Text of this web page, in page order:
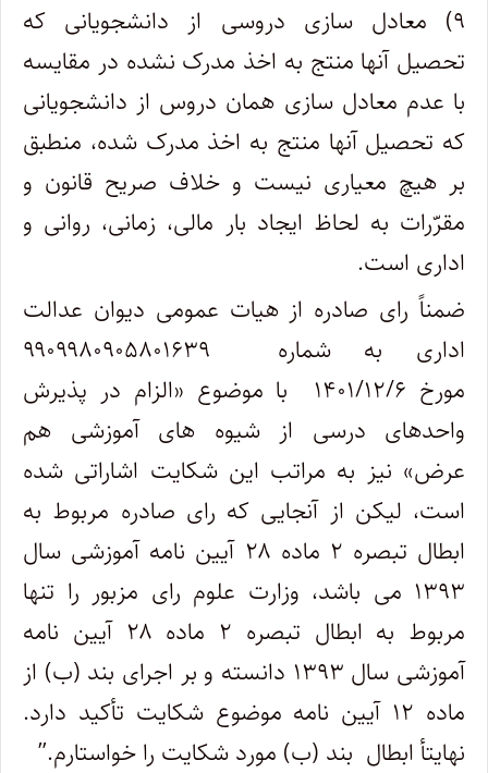
۹) معادل سازی دروسی از دانشجویانی که
تحصیل آنها منتج به اخذ مدرک نشده در مقایسه
با عدم معادل‌ سازی همان دروس از دانشجویانی
که تحصیل آنها منتج به اخذ مدرک شده، منطبق
بر هیچ معیاری نیست و خلاف صریح قانون و
مقرّرات به لحاظ ایجاد بار مالی، زمانی، روانی و
اداری است.
ضمناً رای صادره از هیات عمومی دیوان عدالت
اداری به شماره ۹۹۰۹۹۸۰۹۰۵۸۰۱۶۳۹
مورخ ۱۴۰۱/۱۲/۶ با موضوع «الزام در پذیرش
واحدهای درسی از شیوه های آموزشی هم
عرض» نیز به مراتب این شکایت اشاراتی شده
است، لیکن از آنجایی که رای صادره مربوط به
ابطال تبصره ۲ ماده ۲۸ آیین نامه آموزشی سال
۱۳۹۳ می باشد، وزارت علوم رای مزبور را تنها
مربوط به ابطال تبصره ۲ ماده ۲۸ آیین نامه
آموزشی سال ۱۳۹۳ دانسته و بر اجرای بند (ب) از
ماده ۱۲ آیین نامه موضوع شکایت تأکید دارد.
نهایتأ ابطال بند (ب) مورد شکایت را خواستارم.”